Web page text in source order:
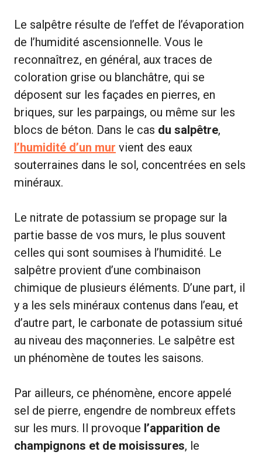
Le salpêtre résulte de l’effet de l’évaporation
de l’humidité ascensionnelle. Vous le
reconnaîtrez, en général, aux traces de
coloration grise ou blanchâtre, qui se
déposent sur les façades en pierres, en
briques, sur les parpaings, ou même sur les
blocs de béton. Dans le cas du salpêtre,
l’humidité d’un mur vient des eaux
souterraines dans le sol, concentrées en sels
minéraux.
Le nitrate de potassium se propage sur la
partie basse de vos murs, le plus souvent
celles qui sont soumises à l’humidité. Le
salpêtre provient d’une combinaison
chimique de plusieurs éléments. D’une part, il
y a les sels minéraux contenus dans l’eau, et
d’autre part, le carbonate de potassium situé
au niveau des maçonneries. Le salpêtre est
un phénomène de toutes les saisons.
Par ailleurs, ce phénomène, encore appelé
sel de pierre, engendre de nombreux effets
sur les murs. Il provoque l’apparition de
champignons et de moisissures, le